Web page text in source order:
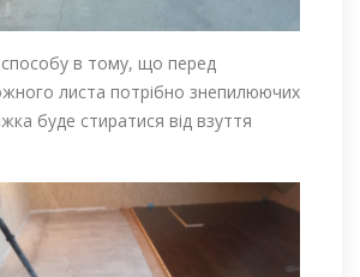
в тому, що перед
листа потрібно знепилюючих
буде стиратися від взуття